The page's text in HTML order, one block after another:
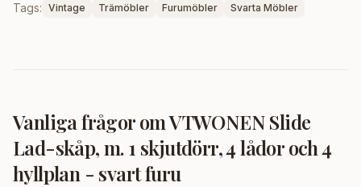
Tags: Vintage Trämöbler Furumöbler Svarta Möbler
Vanliga frågor omVTWONEN Slide
Lad-skåp, m. 1 skjutdörr, 4 lådor och 4
hyllplan - svart furu